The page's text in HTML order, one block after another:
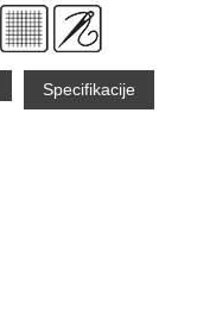
Specifikacije